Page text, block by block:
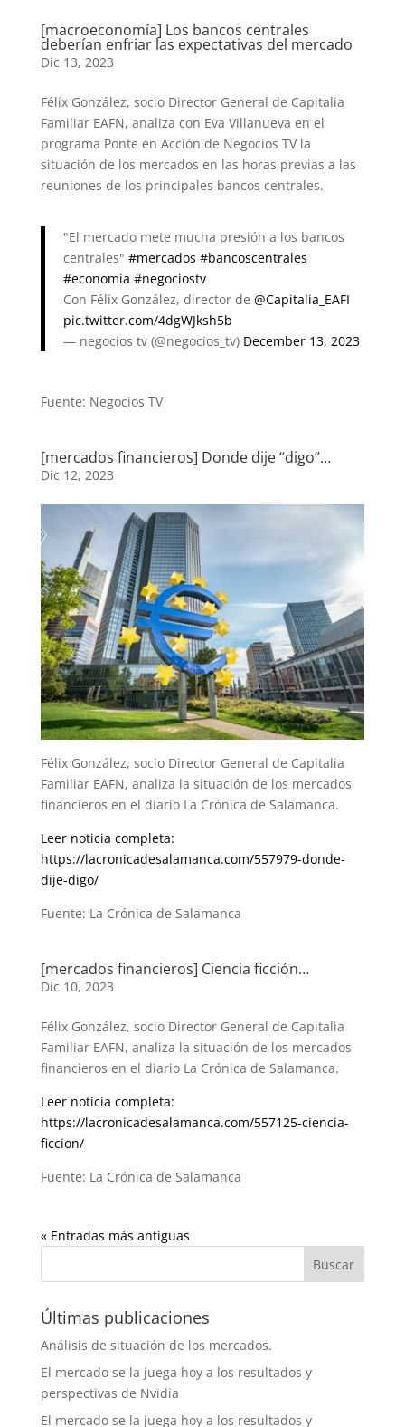
[macroeconomía] Los bancos centrales
deberían enfriar las expectativas del mercado
Dic 13, 2023
Félix González, socio Director General de Capitalia
Familiar EAFN, analiza con Eva Villanueva en el
programa Ponte en Acción de Negocios TV la
situación de los mercados en las horas previas a las
reuniones de los principales bancos centrales.
"El mercado mete mucha presión a los bancos
centrales" #mercados #bancoscentrales
#economia #negociostv
Con Félix González, director de @Capitalia_EAFI
pic.twitter.com/4dgWJksh5b
— negocios tv (@negocios_tv) December 13, 2023
Fuente: Negocios TV
[mercados financieros] Donde dije “digo”…
Dic 12, 2023
Félix González, socio Director General de Capitalia
Familiar EAFN, analiza la situación de los mercados
financieros en el diario La Crónica de Salamanca.
Leer noticia completa:
https://lacronicadesalamanca.com/557979-donde-
dije-digo/
Fuente: La Crónica de Salamanca
[mercados financieros] Ciencia ficción…
Dic 10, 2023
Félix González, socio Director General de Capitalia
Familiar EAFN, analiza la situación de los mercados
financieros en el diario La Crónica de Salamanca.
Leer noticia completa:
https://lacronicadesalamanca.com/557125-ciencia-
ficcion/
Fuente: La Crónica de Salamanca
« Entradas más antiguas
Últimas publicaciones
Análisis de situación de los mercados.
El mercado se la juega hoy a los resultados y
perspectivas de Nvidia
El mercado se la juega hoy a los resultados y